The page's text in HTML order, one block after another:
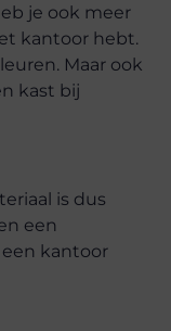
je ook meer
kantoor hebt.
Maar ook
kast bij
is dus
een
kantoor